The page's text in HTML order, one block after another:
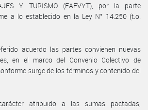
Y TURISMO (FAEVYT), por la parte
a lo establecido en la Ley N° 14.250 (t.o.
acuerdo las partes convienen nuevas
en el marco del Convenio Colectivo de
surge de los términos y contenido del
atribuido a las sumas pactadas,